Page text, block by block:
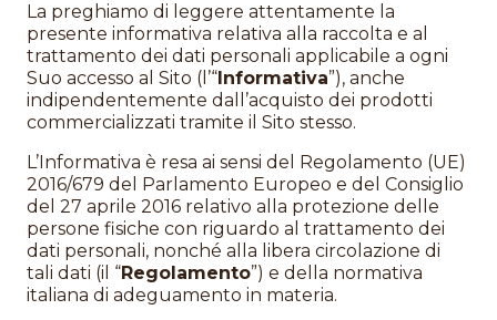
La preghiamo di leggere attentamente la
presente informativa relativa alla raccolta e al
trattamento dei dati personali applicabile a ogni
Suo accesso al Sito (l’“Informativa”), anche
indipendentemente dall’acquisto dei prodotti
commercializzati tramite il Sito stesso.
L’Informativa è resa ai sensi del Regolamento (UE)
2016/679 del Parlamento Europeo e del Consiglio
del 27 aprile 2016 relativo alla protezione delle
persone fisiche con riguardo al trattamento dei
dati personali, nonché alla libera circolazione di
tali dati (il “Regolamento”) e della normativa
italiana di adeguamento in materia.